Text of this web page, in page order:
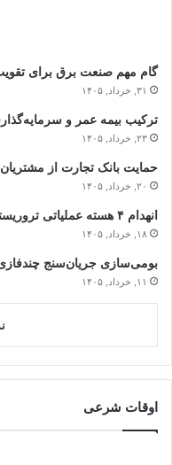
گام مهم صنعت برق برای
۳۱, خرداد, ۱۴۰۵
ترکیب بیمه عمر و
۲۳, خرداد, ۱۴۰۵
حمایت بانک تجارت از مشتریان
۲۰, خرداد, ۱۴۰۵
انهدام ۴ هسته عملیاتی تروریستی (اینفوگرافیک)
۱۸, خرداد, ۱۴۰۵
بومی‌سازی جریان‌سنج چندفازی
۱۱, خرداد, ۱۴۰۵
اوقات شرعی